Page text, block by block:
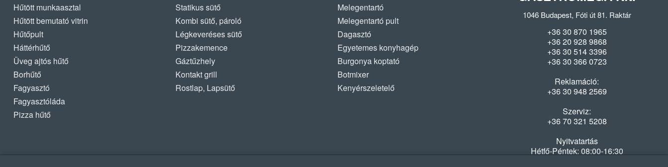
Hűtött munkaasztal
Hűtött bemutató vitrin
Hűtőpult
Háttérhűtő
Üveg ajtós hűtő
Borhűtő
Fagyasztó
Fagyasztóláda
Pizza hűtő
Statikus sütő
Kombi sütő, pároló
Légkeveréses sütő
Pizzakemence
Gáztűzhely
Kontakt grill
Rostlap, Lapsütő
Melegentartó
Melegentartó pult
Dagasztó
Egyetemes konyhagép
Burgonya koptató
Botmixer
Kenyérszeletelő
1046 Budapest, Fóti út 81. Raktár
+36 30 870 1965
+36 20 928 9868
+36 30 514 3396
+36 30 366 0723
Reklamáció:
+36 30 948 2569
Szerviz:
+36 70 321 5208
Nyitvatartás
Hétfő-Péntek: 08:00-16:30